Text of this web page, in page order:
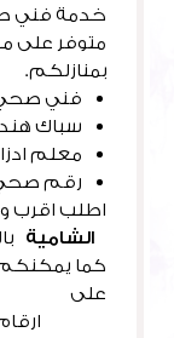
خدمة فني
متوفر على
بمنازلكم.
فني
سباك
معلم
رقم صحي
اطلب اقرب
الشامية
كما
على